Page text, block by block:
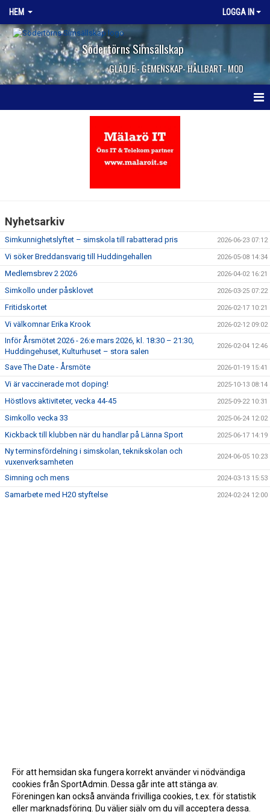
HEM LOGGA IN
Södertörns Simsällskap
GLÄDJE - GEMENSKAP- HÅLLBART- MOD
KONTAKTA OSS
JOBBA HOS OSS
Nyhetsarkiv
Simkunnighetslyftet – simskola till rabatterad pris 2026-06-23 07:12
Vi söker Breddansvarig till Huddingehallen 2026-05-08 14:34
Medlemsbrev 2 2026 2026-04-02 16:21
Simkollo under påsklovet 2026-03-25 07:22
Fritidskortet 2026-02-17 10:21
Vi välkomnar Erika Krook 2026-02-12 09:02
Inför Årsmötet 2026 - 26:e mars 2026, kl. 18:30 – 21:30,
Huddingehuset, Kulturhuset – stora salen
2026-02-04 12:46
Save The Date - Årsmöte 2026-01-19 15:41
Vi är vaccinerade mot doping! 2025-10-13 08:14
Höstlovs aktiviteter, vecka 44-45 2025-09-22 10:31
Simkollo vecka 33 2025-06-24 12:02
Kickback till klubben när du handlar på Länna Sport 2025-06-17 14:19
Ny terminsfördelning i simskolan, teknikskolan och
vuxenverksamheten
2024-06-05 10:23
Simning och mens 2024-03-13 15:53
Samarbete med H20 styftelse 2024-02-24 12:00
För att hemsidan ska fungera korrekt använder vi nödvändiga
cookies från SportAdmin. Dessa går inte att stänga av.
Föreningen kan också använda frivilliga cookies, t.ex. för statistik
eller marknadsföring. Du väljer själv om du vill acceptera dessa.